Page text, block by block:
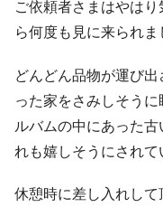
ご依頼者さまはやは
ら何度も見に来られま
どんどん品物が運び
った家をさみしそう
ルバムの中にあった
れも嬉しそうにされて
休憩時に差し入れし